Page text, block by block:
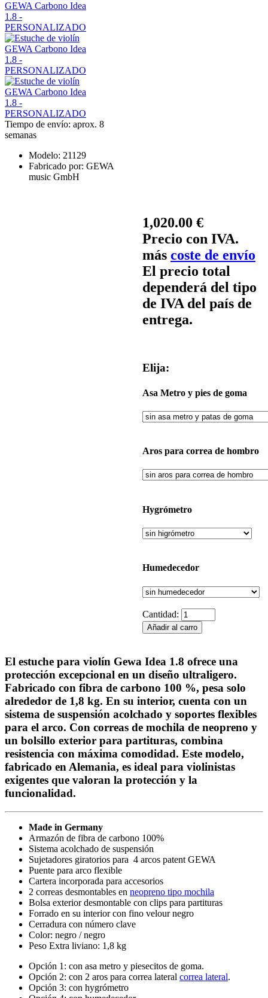
Tiempo de envío: aprox. 8
semanas
Modelo: 21129
Fabricado por: GEWA
music GmbH
1,020.00 €
Precio con IVA.
más coste de envío
El precio total
dependerá del tipo
de IVA del país de
entrega.
Elija:
Asa Metro y pies de goma
Aros para correa de hombro
Hygrómetro
Humedecedor
Cantidad:
El estuche para violín Gewa Idea 1.8 ofrece una
protección excepcional en un diseño ultraligero.
Fabricado con fibra de carbono 100 %, pesa solo
alrededor de 1,8 kg. En su interior, cuenta con un
sistema de suspensión acolchado y soportes flexibles
para el arco. Con correas de mochila de neopreno y
un bolsillo exterior para partituras, combina
resistencia con máxima comodidad. Este modelo,
fabricado en Alemania, es ideal para violinistas
exigentes que valoran la protección y la
funcionalidad.
Made in Germany
Armazón de fibra de carbono 100%
Sistema acolchado de suspensión
Sujetadores giratorios para 4 arcos patent GEWA
Puente para arco flexible
Cartera incorporada para accesorios
2 correas desmontables en neopreno tipo mochila
Bolsa exterior desmontable con clips para partituras
Forrado en su interior con fino velour negro
Cerradura con número clave
Color: negro / negro
Peso Extra liviano: 1,8 kg
Opción 1: con asa metro y piesecitos de goma.
Opción 2: con 2 aros para correa lateral correa lateral.
Opción 3: con hygrómetro